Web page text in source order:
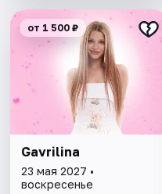
от 1 500 ₽
Gavrilina
23 мая 2027 •
воскресенье